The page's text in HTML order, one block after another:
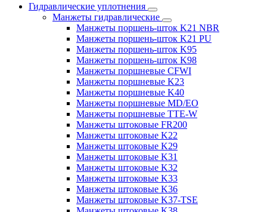
Гидравлические уплотнения
Манжеты гидравлические
Манжеты поршень-шток K21 NBR
Манжеты поршень-шток K21 PU
Манжеты поршень-шток K95
Манжеты поршень-шток K98
Манжеты поршневые CFWI
Манжеты поршневые K23
Манжеты поршневые K40
Манжеты поршневые MD/EO
Манжеты поршневые TTE-W
Манжеты штоковые FR200
Манжеты штоковые K22
Манжеты штоковые K29
Манжеты штоковые K31
Манжеты штоковые K32
Манжеты штоковые K33
Манжеты штоковые K36
Манжеты штоковые K37-TSE